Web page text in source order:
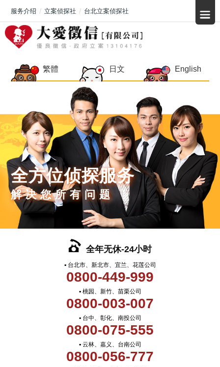
繁體 日文 English
全方位侦探服务
解决您所有问题
全年无休-24小时
▪ 台北市、新北市、宜兰、花莲公司
0800-449-999
▪ 桃园、新竹、苗栗公司
0800-003-007
▪ 台中、彰化、南投公司
0800-075-555
▪ 云林、嘉义、台南公司
0800-056-777
服务介绍 立案侦探社 台北立案侦探社